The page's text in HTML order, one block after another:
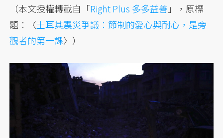
（本文授權轉載自「Right Plus 多多益善 」，原標
題：〈土耳其震災爭議：節制的愛心與耐心，是旁
觀者的第一課〉）